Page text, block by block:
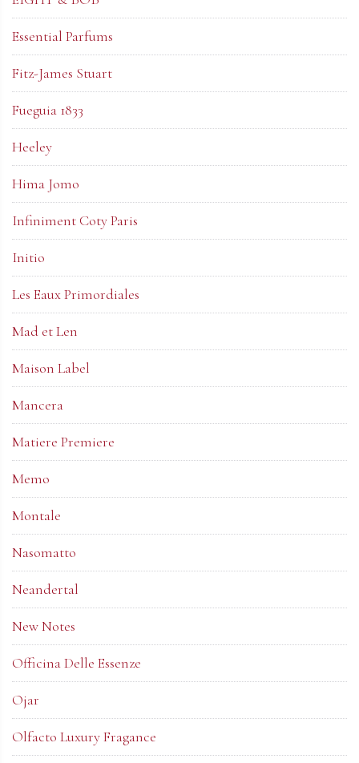
Essential Parfums
Fitz-James Stuart
Fueguia 1833
Heeley
Hima Jomo
Infiniment Coty Paris
Initio
Les Eaux Primordiales
Mad et Len
Maison Label
Mancera
Matiere Premiere
Memo
Montale
Nasomatto
Neandertal
New Notes
Officina Delle Essenze
Ojar
Olfacto Luxury Fragance